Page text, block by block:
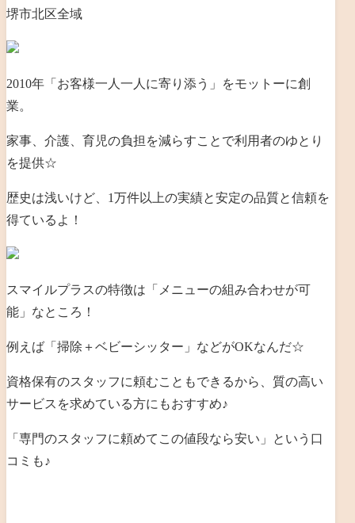
堺市北区全域
2010年「お客様一人一人に寄り添う」をモットーに創
業。
家事、介護、育児の負担を減らすことで利用者のゆとり
を提供☆
歴史は浅いけど、1万件以上の実績と安定の品質と信頼を
得ているよ！
スマイルプラスの特徴は「メニューの組み合わせが可
能」なところ！
例えば「掃除＋ベビーシッター」などがOKなんだ☆
資格保有のスタッフに頼むこともできるから、質の高い
サービスを求めている方にもおすすめ♪
「専門のスタッフに頼めてこの値段なら安い」という口
コミも♪